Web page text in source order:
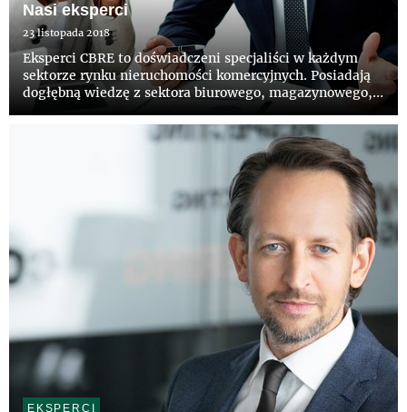
Nasi eksperci
23 listopada 2018
Eksperci CBRE to doświadczeni specjaliści w każdym
sektorze rynku nieruchomości komercyjnych. Posiadają
dogłębną wiedzę z sektora biurowego, magazynowego,
EKSPERCI